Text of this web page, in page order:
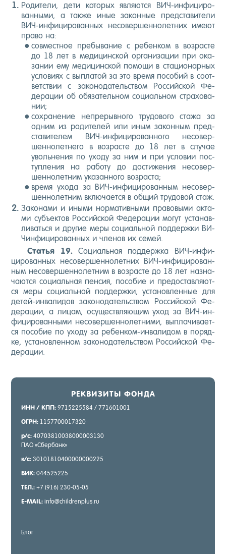
Ро­дите­ли, де­ти ко­торых яв­ля­ют­ся ВИЧ-ин­фи­циро­
ван­ны­ми, а так­же иные за­кон­ные пред­ста­вите­ли
ВИЧ-ин­фи­циро­ван­ных не­совер­шенно­лет­них име­ют
пра­во на:
сов­мес­тное пре­быва­ние с ре­бен­ком в воз­расте
до 18 лет в ме­дицин­ской ор­га­низа­ции при ока­
зании ему ме­дицин­ской по­мощи в ста­ци­онар­ных
ус­ло­ви­ях с вып­ла­той за это вре­мя по­собий в со­от­
ветс­твии с за­коно­датель­ством Рос­сий­ской Фе­
дера­ции об обя­затель­ном со­ци­аль­ном стра­хова­
нии;
сох­ра­нение неп­ре­рыв­но­го тру­дово­го ста­жа за
од­ним из ро­дите­лей или иным за­кон­ным пред­
ста­вите­лем ВИЧ-ин­фи­циро­ван­но­го не­совер­
шенно­лет­не­го в воз­расте до 18 лет в слу­чае
уволь­не­ния по ухо­ду за ним и при ус­ло­вии пос­
тупле­ния на ра­боту до дос­ти­жения не­совер­
шенно­лет­ним ука­зан­но­го воз­раста;
вре­мя ухо­да за ВИЧ-ин­фи­циро­ван­ным не­совер­
шенно­лет­ним вклю­ча­ет­ся в об­щий тру­довой стаж.
За­кона­ми и ины­ми нор­ма­тив­ны­ми пра­вовы­ми ак­та­
ми субъ­ек­тов Рос­сий­ской Фе­дера­ции мо­гут ус­та­нав­
ли­вать­ся и дру­гие ме­ры со­ци­аль­ной под­дер­жки ВИ­
Чин­фи­циро­ван­ных и чле­нов их се­мей.
Статья 19.Со­ци­аль­ная под­дер­жка ВИЧ-ин­фи­
циро­ван­ных не­совер­шенно­лет­них ВИЧ-ин­фи­циро­ван­
ным не­совер­шенно­лет­ним в воз­расте до 18 лет наз­на­
ча­ют­ся со­ци­аль­ная пен­сия, по­собие и пре­дос­тавля­ют­
ся ме­ры со­ци­аль­ной под­дер­жки, ус­та­нов­ленные для
де­тей-ин­ва­лидов за­коно­датель­ством Рос­сий­ской Фе­
дера­ции, а ли­цам, осу­щест­вля­ющим уход за ВИЧ-ин­
фи­циро­ван­ны­ми не­совер­шенно­лет­ни­ми, вып­ла­чива­ет­
ся по­собие по ухо­ду за ре­бен­ком-ин­ва­лидом в по­ряд­
ке, ус­та­нов­ленном за­коно­датель­ством Рос­сий­ской Фе­
дера­ции.
РЕК­ВИ­ЗИТЫ ФОН­ДА
ИНН / КПП: 9715225584 / 771601001
ОГРН: 1157700017320
р/с: 40703810038000003130
ПАО «Сбер­банк»
к/с: 30101810400000000225
БИК: 044525225
ТЕЛ.: +7 (916) 230-05-05
E-MAIL: info@childrenplus.ru
Блог